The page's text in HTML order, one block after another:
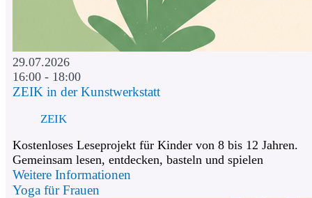
29.07.2026
16:00 - 18:00
ZEIK in der Kunstwerkstatt
ZEIK
Kostenloses Leseprojekt für Kinder von 8 bis 12 Jahren.
Gemeinsam lesen, entdecken, basteln und spielen
Weitere Informationen
Yoga für Frauen